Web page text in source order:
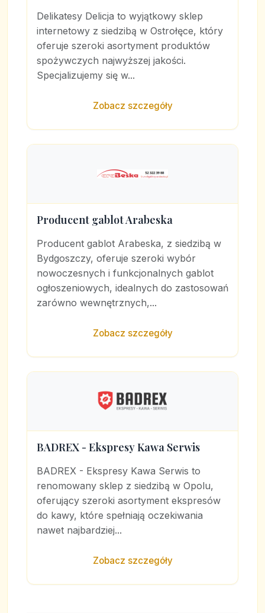
Delikatesy Delicja to wyjątkowy sklep
internetowy z siedzibą w Ostrołęce, który
oferuje szeroki asortyment produktów
spożywczych najwyższej jakości.
Specjalizujemy się w...
Zobacz szczegóły
Producent gablot Arabeska
Producent gablot Arabeska, z siedzibą w
Bydgoszczy, oferuje szeroki wybór
nowoczesnych i funkcjonalnych gablot
ogłoszeniowych, idealnych do zastosowań
zarówno wewnętrznych,...
Zobacz szczegóły
BADREX - Ekspresy Kawa Serwis
BADREX - Ekspresy Kawa Serwis to
renomowany sklep z siedzibą w Opolu,
oferujący szeroki asortyment ekspresów
do kawy, które spełniają oczekiwania
nawet najbardziej...
Zobacz szczegóły